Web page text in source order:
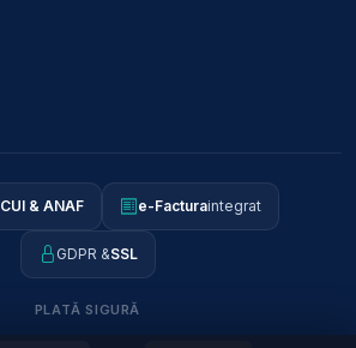
CUI & ANAF e-Facturaintegrat
GDPR &SSL
PLATĂ SIGURĂ